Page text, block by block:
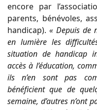
encore par
parents, bénévoles,
handicap). « Depuis de
en lumière les
situation de handicap
accès à l’éducation,
ils n’en sont pas
bénéficient que de
semaine, d’autres n’ont